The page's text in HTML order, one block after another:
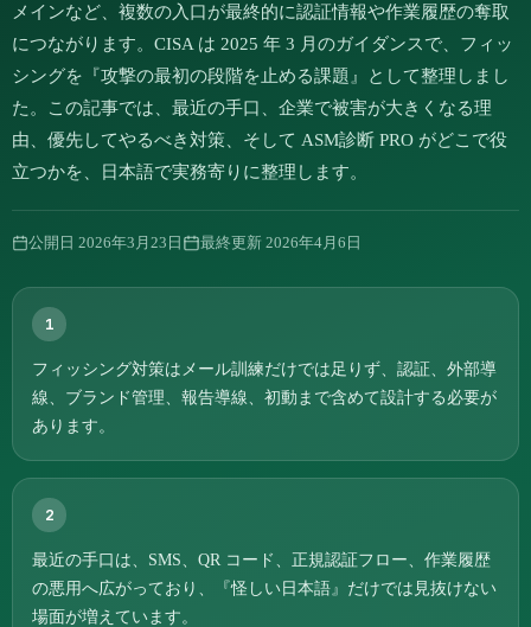
メインなど、複数の入口が最終的に認証情報や作業履歴の奪取
につながります。CISA は 2025 年 3 月のガイダンスで、フィッ
シングを『攻撃の最初の段階を止める課題』として整理しまし
た。この記事では、最近の手口、企業で被害が大きくなる理
由、優先してやるべき対策、そして ASM診断 PRO がどこで役
立つかを、日本語で実務寄りに整理します。
公開日 2026年3月23日 最終更新 2026年4月6日
1
フィッシング対策はメール訓練だけでは足りず、認証、外部導
線、ブランド管理、報告導線、初動まで含めて設計する必要が
あります。
2
最近の手口は、SMS、QR コード、正規認証フロー、作業履歴
の悪用へ広がっており、『怪しい日本語』だけでは見抜けない
場面が増えています。